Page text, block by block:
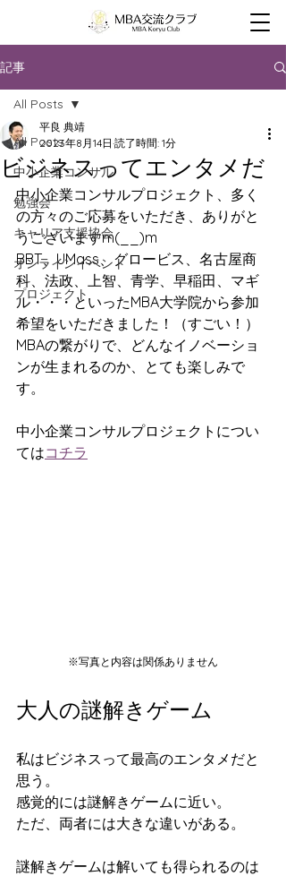
記事
All Posts
中小企業コンサル
勉強会
キャリア支援協会
オンラインイベント
プロジェクト
All Posts
ビジネスってエンタメだ
平良 典靖
2023年8月14日 読了時間: 1分
中小企業コンサルプロジェクト、多く
の方々のご応募をいただき、ありがと
うございますm(__)m
BBT、UMass、グロービス、名古屋商
科、法政、上智、青学、早稲田、マギ
ル・・・といったMBA大学院から参加
希望をいただきました！（すごい！）
MBAの繋がりで、どんなイノベーショ
ンが生まれるのか、とても楽しみで
す。
中小企業コンサルプロジェクトについ
てはコチラ
※写真と内容は関係ありません
大人の謎解きゲーム
私はビジネスって最高のエンタメだと
思う。
感覚的には謎解きゲームに近い。
ただ、両者には大きな違いがある。
謎解きゲームは解いても得られるのは